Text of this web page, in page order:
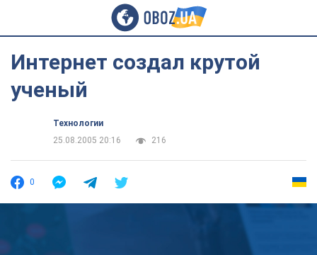
Интернет создал крутой
ученый
Технологии
25.08.2005 20:16
216
0